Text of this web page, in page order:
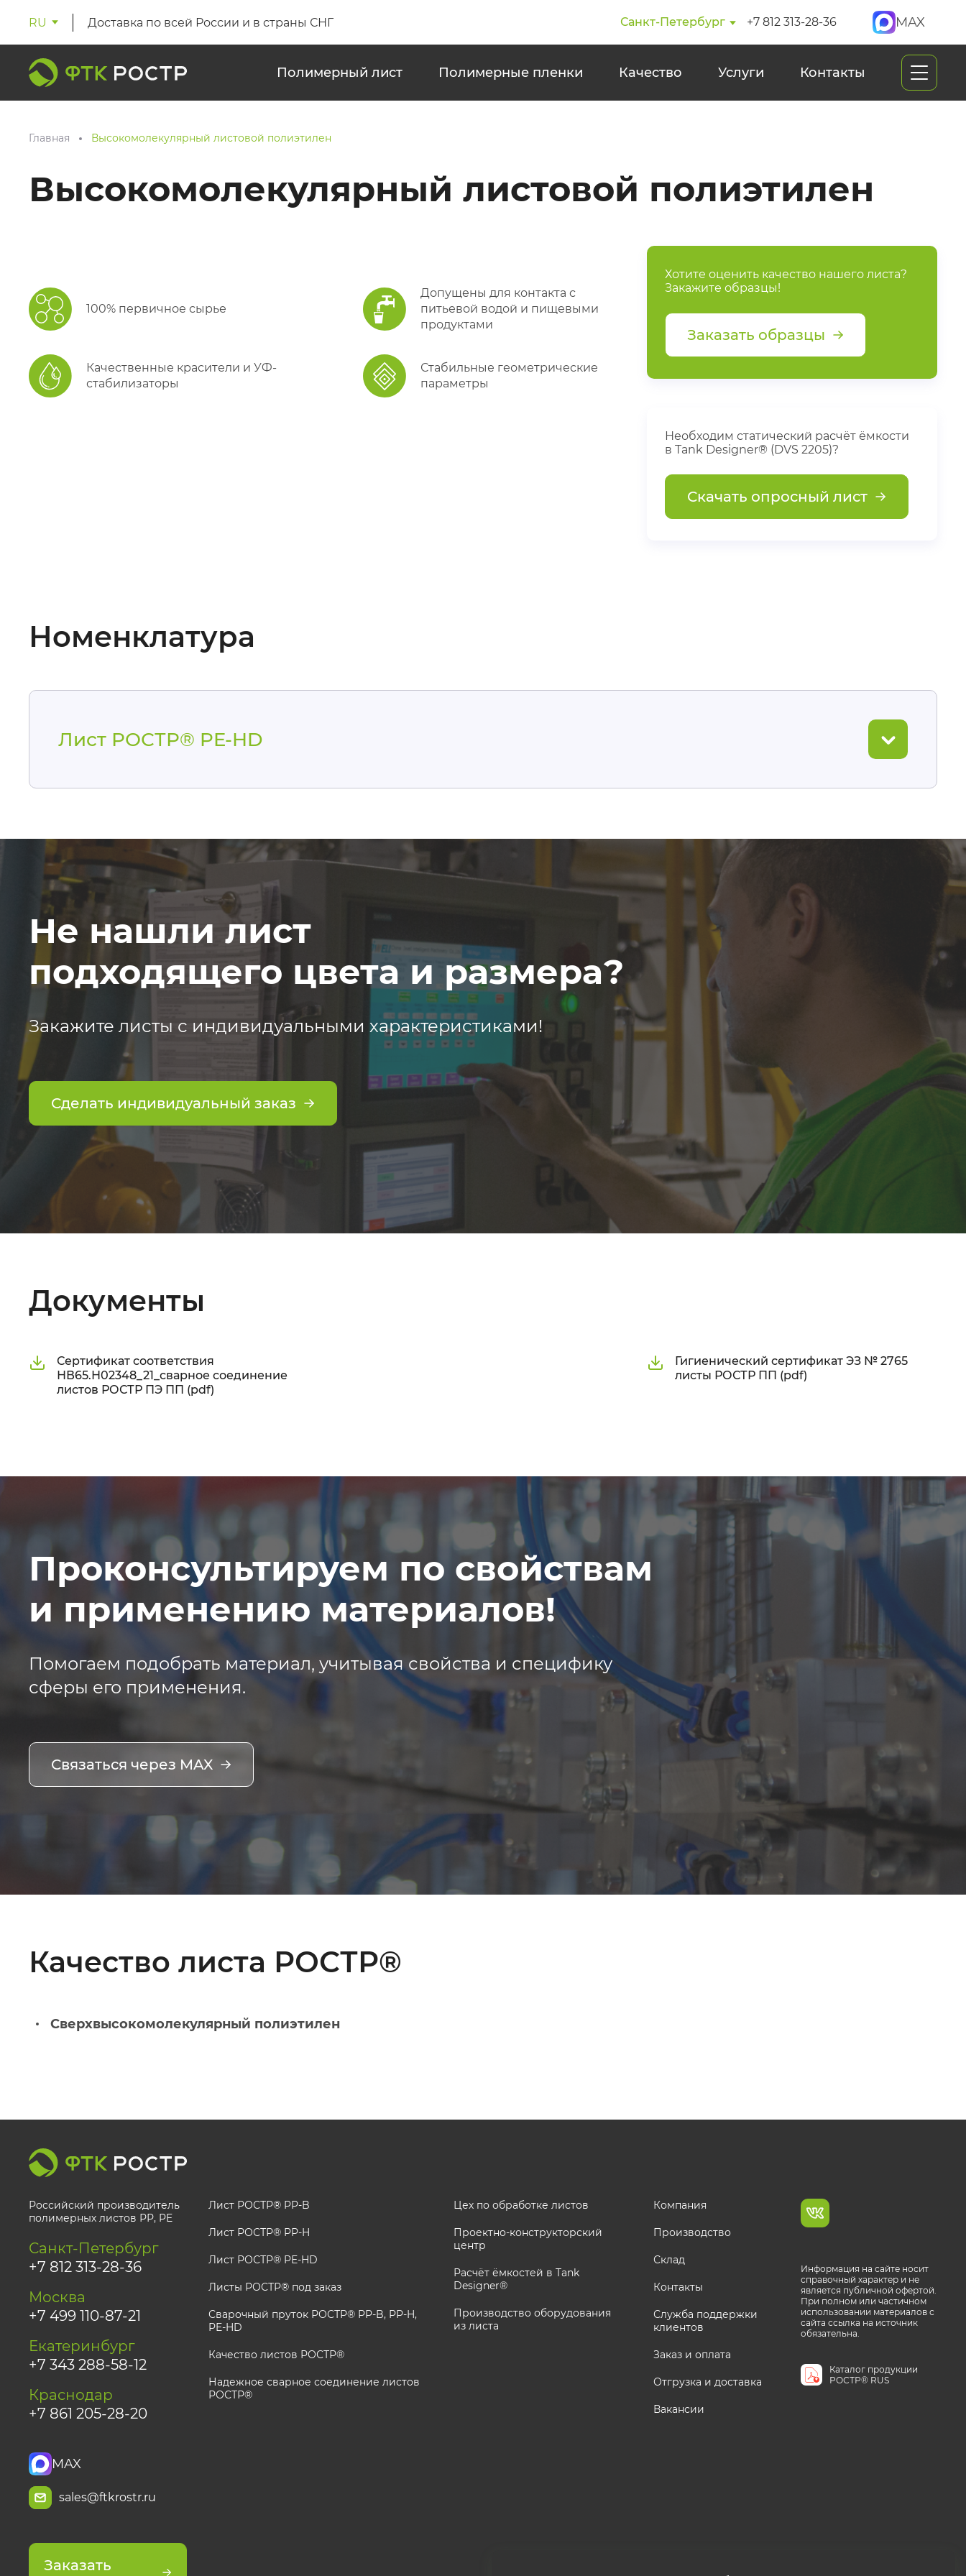
RU Доставка по всей России и в страны СНГ Санкт-Петербург +7 812 313-28-36 MAX
Полимерный лист Полимерные пленки Качество Услуги Контакты
Главная Высокомолекулярный листовой полиэтилен
Высокомолекулярный листовой полиэтилен
100% первичное сырье
Допущены для контакта с
питьевой водой и пищевыми
продуктами
Качественные красители и УФ-
стабилизаторы
Стабильные геометрические
параметры
Хотите оценить качество нашего листа?
Закажите образцы!
Заказать образцы
Необходим статический расчёт ёмкости
в Tank Designer® (DVS 2205)?
Скачать опросный лист
Номенклатура
Лист РОСТР® PE-HD
Не нашли лист
подходящего цвета и размера?
Закажите листы с индивидуальными характеристиками!
Сделать индивидуальный заказ
Документы
Сертификат соответствия
НВ65.Н02348_21_сварное соединение
листов РОСТР ПЭ ПП (pdf)
Гигиенический сертификат ЭЗ № 2765
листы РОСТР ПП (pdf)
Проконсультируем по свойствам
и применению материалов!
Помогаем подобрать материал, учитывая свойства и специфику
сферы его применения.
Связаться через MAX
Качество листа РОСТР®
Сверхвысокомолекулярный полиэтилен
Российский производитель
полимерных листов РР, PE
Санкт-Петербург
+7 812 313-28-36
Москва
+7 499 110-87-21
Екатеринбург
+7 343 288-58-12
Краснодар
+7 861 205-28-20
MAX
sales@ftkrostr.ru
Заказать
Лист РОСТР® PP-B
Лист РОСТР® PP-H
Лист РОСТР® PE-HD
Листы РОСТР® под заказ
Сварочный пруток РОСТР® PP-B, PP-H,
PE-HD
Качество листов РОСТР®
Надежное сварное соединение листов
РОСТР®
Цех по обработке листов
Проектно-конструкторский
центр
Расчёт ёмкостей в Tank
Designer®
Производство оборудования
из листа
Компания
Производство
Склад
Контакты
Служба поддержки
клиентов
Заказ и оплата
Отгрузка и доставка
Вакансии
Информация на сайте носит
справочный характер и не
является публичной офертой.
При полном или частичном
использовании материалов с
сайта ссылка на источник
обязательна.
Каталог продукции
РОСТР® RUS